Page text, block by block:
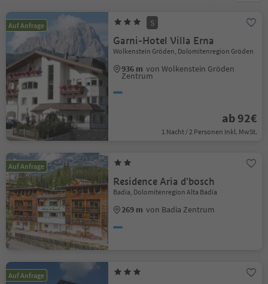
Auf Anfrage S
Garni-Hotel Villa Erna
Wolkenstein Gröden, Dolomitenregion Gröden
936 m von Wolkenstein Gröden
Zentrum
ab 92€
1 Nacht / 2 Personen Inkl. MwSt.
Auf Anfrage
Residence Aria d'bosch
Badia, Dolomitenregion Alta Badia
269 m von Badia Zentrum
Auf Anfrage